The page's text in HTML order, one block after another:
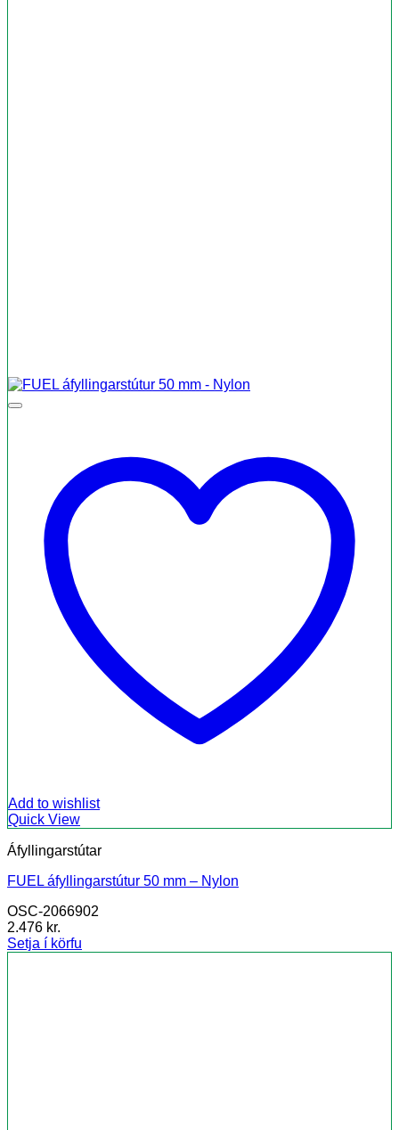
Add to wishlist
Quick View
Áfyllingarstútar
FUEL áfyllingarstútur 50 mm – Nylon
OSC-2066902
2.476 kr.
Setja í körfu